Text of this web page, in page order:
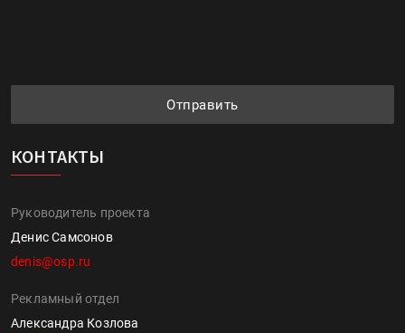
Отправить
КОНТАКТЫ
Руководитель проекта
Денис Самсонов
denis@osp.ru
Рекламный отдел
Александра Козлова